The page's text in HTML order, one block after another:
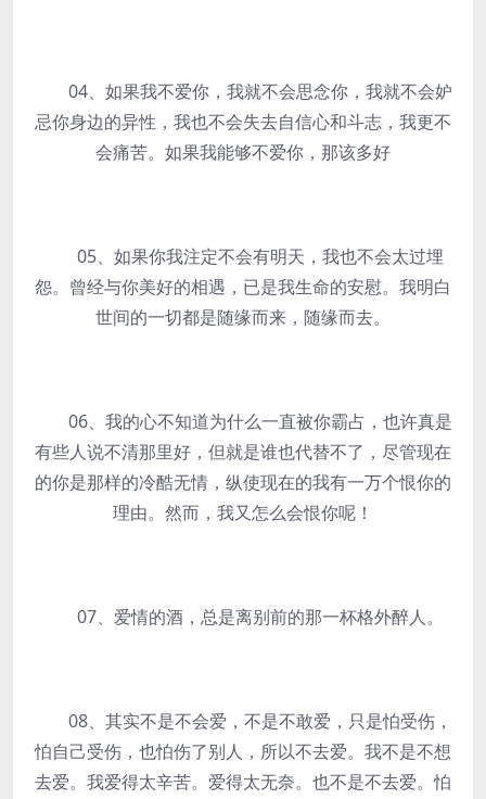
04、如果我不爱你，我就不会思念你，我就不会妒
忌你身边的异性，我也不会失去自信心和斗志，我更不
会痛苦。如果我能够不爱你，那该多好
05、如果你我注定不会有明天，我也不会太过埋
怨。曾经与你美好的相遇，已是我生命的安慰。我明白
世间的一切都是随缘而来，随缘而去。
06、我的心不知道为什么一直被你霸占，也许真是
有些人说不清那里好，但就是谁也代替不了，尽管现在
的你是那样的冷酷无情，纵使现在的我有一万个恨你的
理由。然而，我又怎么会恨你呢！
07、爱情的酒，总是离别前的那一杯格外醉人。
08、其实不是不会爱，不是不敢爱，只是怕受伤，
怕自己受伤，也怕伤了别人，所以不去爱。我不是不想
去爱。我爱得太辛苦。爱得太无奈。也不是不去爱。怕